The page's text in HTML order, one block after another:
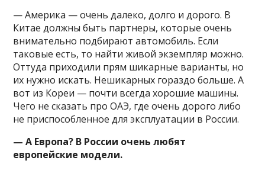
— Америка — очень далеко, долго и дорого. В
Китае должны быть партнеры, которые очень
внимательно подбирают автомобиль. Если
таковые есть, то найти живой экземпляр можно.
Оттуда приходили прям шикарные варианты, но
их нужно искать. Нешикарных гораздо больше. А
вот из Кореи — почти всегда хорошие машины.
Чего не сказать про ОАЭ, где очень дорого либо
не приспособленное для эксплуатации в России.
— А Европа? В России очень любят
европейские модели.